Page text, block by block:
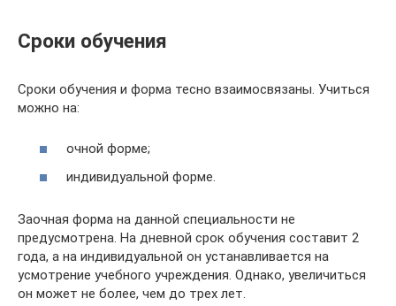
Сроки обучения
Сроки обучения и форма тесно взаимосвязаны. Учиться
можно на:
очной форме;
индивидуальной форме.
Заочная форма на данной специальности не
предусмотрена. На дневной срок обучения составит 2
года, а на индивидуальной он устанавливается на
усмотрение учебного учреждения. Однако, увеличиться
он может не более, чем до трех лет.